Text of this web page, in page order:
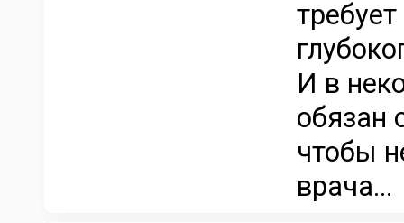
И в
обязан
чтобы
врача...